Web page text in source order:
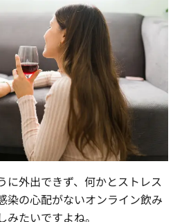
に外出できず、何かとストレス
染の心配がないオンライン飲み
たいですよね。